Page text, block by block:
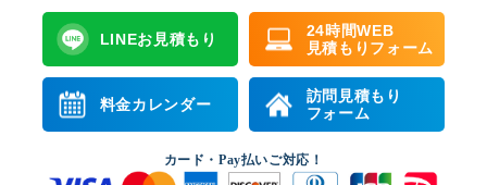
LINEお見積もり
24時間WEB
見積もりフォーム
料金カレンダー
訪問見積もり
フォーム
カード・Pay払いご対応！